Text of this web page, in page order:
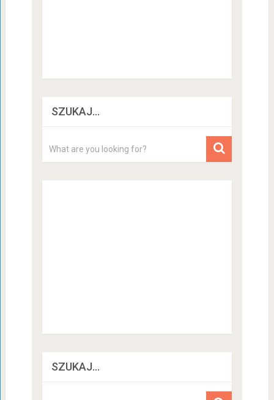
SZUKAJ…
SZUKAJ…